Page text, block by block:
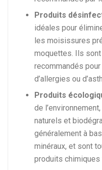
Produits
idéales pour
les moisissures
moquettes. Ils
recommandés
d’allergies ou
Produits
de
naturels et
généralement à
minéraux, et sont
produits chimiques